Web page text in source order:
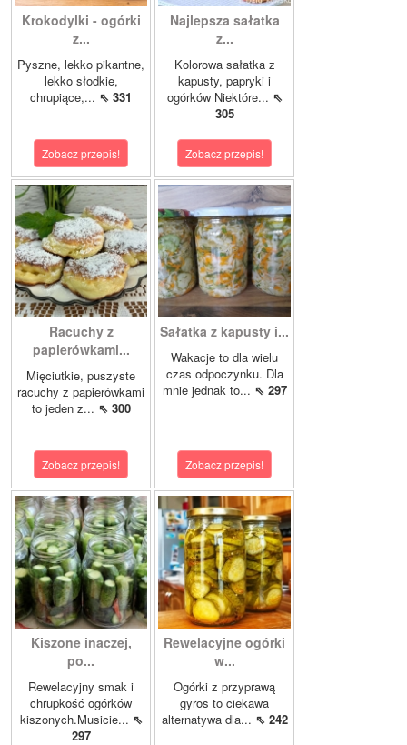
Krokodylki - ogórki
z...
Pyszne, lekko pikantne,
lekko słodkie,
chrupiące,... ⇖ 331
Zobacz przepis!
Najlepsza sałatka
z...
Kolorowa sałatka z
kapusty, papryki i
ogórków Niektóre... ⇖
305
Zobacz przepis!
Racuchy z
papierówkami...
Mięciutkie, puszyste
racuchy z papierówkami
to jeden z... ⇖ 300
Zobacz przepis!
Sałatka z kapusty i...
Wakacje to dla wielu
czas odpoczynku. Dla
mnie jednak to... ⇖ 297
Zobacz przepis!
Kiszone inaczej,
po...
Rewelacyjny smak i
chrupkość ogórków
kiszonych.Musicie... ⇖
297
Rewelacyjne ogórki
w...
Ogórki z przyprawą
gyros to ciekawa
alternatywa dla... ⇖ 242